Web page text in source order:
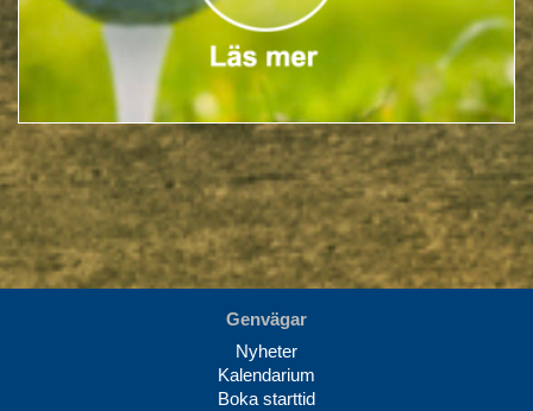
Genvägar
Nyheter
Kalendarium
Boka starttid